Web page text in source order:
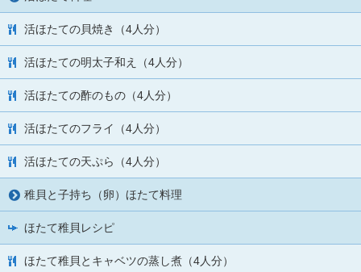
活ほたての貝焼き（4人分）
活ほたての明太子和え（4人分）
活ほたての酢のもの（4人分）
活ほたてのフライ（4人分）
活ほたての天ぷら（4人分）
稚貝と子持ち（卵）ほたて料理
ほたて稚貝レシピ
ほたて稚貝とキャベツの蒸し煮（4人分）